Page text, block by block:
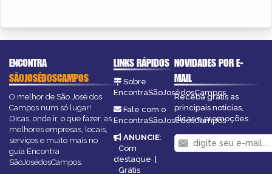
ENCONTRA
SÃOJOSÉDOSCAMPOS
O melhor de São José dos
Campos num só lugar!
Dicas, onde ir, o que fazer, as
melhores empresas, locais,
serviços e muito mais no
guia Encontra
SãoJosédosCampos.
LINKS RÁPIDOS
Sobre
EncontraSãoJosédosCampos
Fale com o
EncontraSãoJosédosCampos
ANUNCIE:
Com
destaque
Grátis
NOVIDADES POR E-
MAIL
Receba grátis as
principais notícias,
dicas e promoções